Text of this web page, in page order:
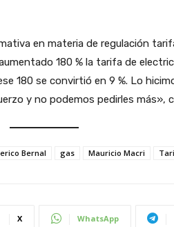
en materia de regulación
180 % la tarifa de
180 se convirtió en 9 %. Lo
y no podemos pedirles más»,
Bernal gas Mauricio Macri
X WhatsApp